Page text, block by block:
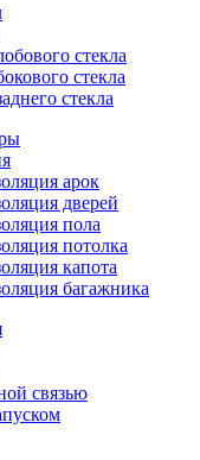
стекла
стекла
стекла
арок
дверей
пола
потолка
капота
багажника
связью